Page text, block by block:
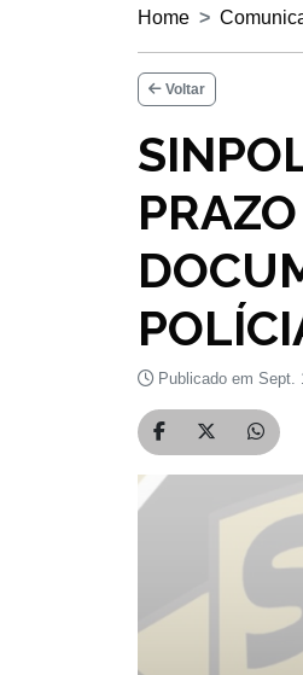
Home
Voltar
Publicado em Sept.
Compartilhar no